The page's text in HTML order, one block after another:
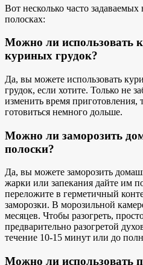
Вот несколько часто
полосках:
Можно ли использовать
куриных грудок?
Да, вы можете использовать
грудок, если хотите. Только не
изменить время приготовления,
готовиться немного дольше.
Можно ли заморозить
полоски?
Да, вы можете заморозить
жарки или запекания дайте им
переложите в герметичный
заморозки. В морозильной
месяцев. Чтобы разогреть,
предварительно разогретой
течение 10-15 минут или до
Можно ли использовать